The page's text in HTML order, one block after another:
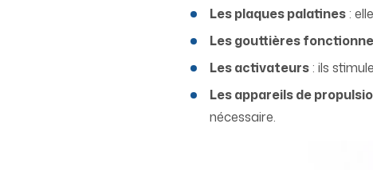
Les plaques palatines:
Les gouttières
Les activateurs: ils
Les appareils de
nécessaire.